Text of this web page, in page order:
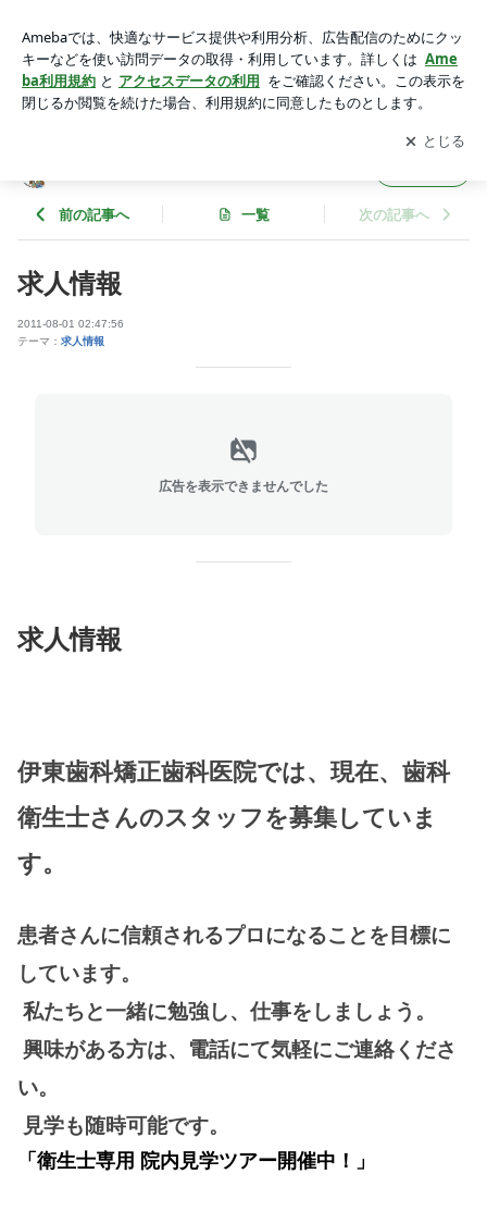
アプリをダウンロードして ブログの更新通知
を受け取りまし
ょう。
開く
前の記事へ 一覧 次の記事へ
求人情報
2011-08-01 02:47:56
テーマ： 求人情報
広告を表示できませんでした
求人情報
伊東歯科矯正歯科医院では、現在、歯科
衛生士さんのスタッフを募集していま
す。
患者さんに信頼されるプロになることを目標に
しています。
私たちと一緒に勉強し、仕事をしましょう。
興味がある方は、電話にて気軽にご連絡くださ
い。
見学も随時可能です。
「衛生士専用 院内見学ツアー開催中！」